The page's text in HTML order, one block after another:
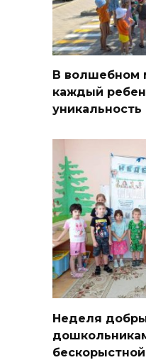
В волшебном
каждый
уникальность
Неделя